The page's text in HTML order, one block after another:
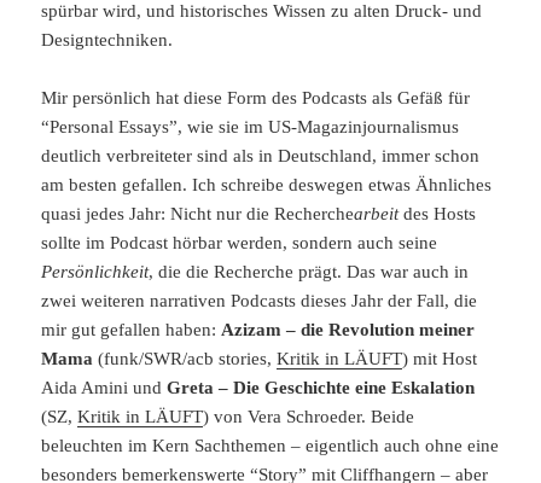
spürbar wird, und historisches Wissen zu alten Druck- und
Designtechniken.
Mir persönlich hat diese Form des Podcasts als Gefäß für
“Personal Essays”, wie sie im US-Magazinjournalismus
deutlich verbreiteter sind als in Deutschland, immer schon
am besten gefallen. Ich schreibe deswegen etwas Ähnliches
quasi jedes Jahr: Nicht nur die Recherchearbeitdes Hosts
sollte im Podcast hörbar werden, sondern auch seine
Persönlichkeit, die die Recherche prägt. Das war auch in
zwei weiteren narrativen Podcasts dieses Jahr der Fall, die
mir gut gefallen haben:Azizam – die Revolution meiner
Mama(funk/SWR/acb stories,Kritik in LÄUFT) mit Host
Aida Amini undGreta – Die Geschichte eine Eskalation
(SZ,Kritik in LÄUFT) von Vera Schroeder. Beide
beleuchten im Kern Sachthemen – eigentlich auch ohne eine
besonders bemerkenswerte “Story” mit Cliffhangern – aber